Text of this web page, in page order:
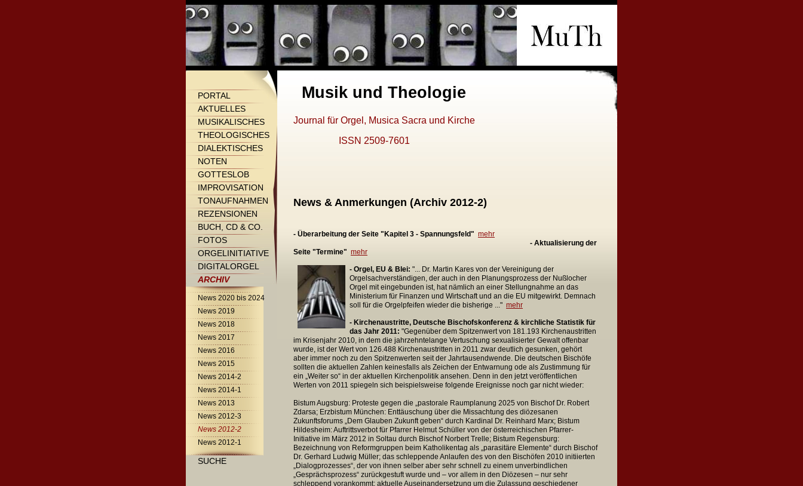
Musik und Theologie
PORTAL
AKTUELLES
MUSIKALISCHES
THEOLOGISCHES
DIALEKTISCHES
NOTEN
GOTTESLOB
IMPROVISATION
TONAUFNAHMEN
REZENSIONEN
BUCH, CD & CO.
FOTOS
ORGELINITIATIVE
DIGITALORGEL
ARCHIV
News 2020 bis 2024
News 2019
News 2018
News 2017
News 2016
News 2015
News 2014-2
News 2014-1
News 2013
News 2012-3
News 2012-2
News 2012-1
SUCHE
Journal für Orgel, Musica Sacra und Kirche
ISSN 2509-7601
News & Anmerkungen (Archiv 2012-2)
- Überarbeitung der Seite "Kapitel 3 - Spannungsfeld" mehr
- Aktualisierung der
Seite "Termine" mehr
- Orgel, EU & Blei: "... Dr. Martin Kares von der Vereinigung der
Orgelsachverständigen, der auch in den Planungsprozess der Nußlocher
Orgel mit eingebunden ist, hat nämlich an einer Stellungnahme an das
Ministerium für Finanzen und Wirtschaft und an die EU mitgewirkt. Demnach
soll für die Orgelpfeifen wieder die bisherige ..." mehr
- Kirchenaustritte, Deutsche Bischofskonferenz & kirchliche Statistik für
das Jahr 2011: "Gegenüber dem Spitzenwert von 181.193 Kirchenaustritten
im Krisenjahr 2010, in dem die jahrzehntelange Vertuschung sexualisierter Gewalt offenbar
wurde, ist der Wert von 126.488 Kirchenaustritten in 2011 zwar deutlich gesunken, gehört
aber immer noch zu den Spitzenwerten seit der Jahrtausendwende. Die deutschen Bischöfe
sollten die aktuellen Zahlen keinesfalls als Zeichen der Entwarnung ode als Zustimmung für
ein „Weiter so“ in der aktuellen Kirchenpolitik ansehen. Denn in den jetzt veröffentlichen
Werten von 2011 spiegeln sich beispielsweise folgende Ereignisse noch gar nicht wieder:
Bistum Augsburg: Proteste gegen die „pastorale Raumplanung 2025 von Bischof Dr. Robert
Zdarsa; Erzbistum München: Enttäuschung über die Missachtung des diözesanen
Zukunftsforums „Dem Glauben Zukunft geben“ durch Kardinal Dr. Reinhard Marx; Bistum
Hildesheim: Auftrittsverbot für Pfarrer Helmut Schüller von der österreichischen Pfarrer-
Initiative im März 2012 in Soltau durch Bischof Norbert Trelle; Bistum Regensburg:
Bezeichnung von Reformgruppen beim Katholikentag als „parasitäre Elemente“ durch Bischof
Dr. Gerhard Ludwig Müller; das schleppende Anlaufen des von den Bischöfen 2010 initiierten
„Dialogprozesses“, der von ihnen selber aber sehr schnell zu einem unverbindlichen
„Gesprächsprozess“ zurückgestuft wurde und – vor allem in den Diözesen – nur sehr
schleppend vorankommt; aktuelle Auseinandersetzung um die Zulassung geschiedener